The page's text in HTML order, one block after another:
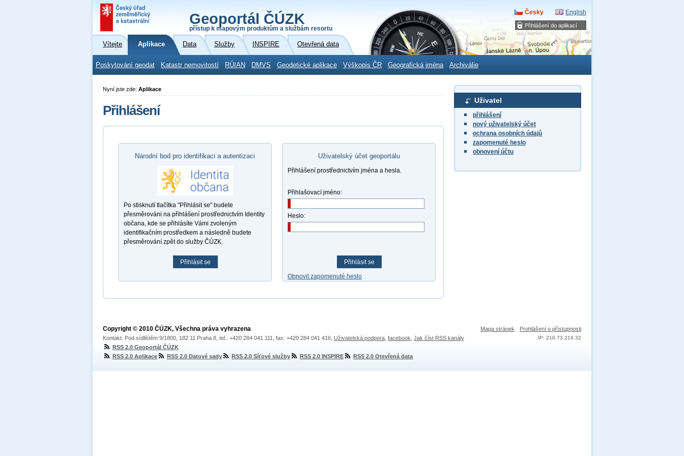
Přihlášení do aplikací
Geoportál ČÚZK
přístup k mapovým produktům a službám resortu
Česky English
Vítejte Aplikace Data Služby INSPIRE Otevřená data
Poskytování geodat Katastr nemovitostí RÚIAN DMVS Geodetické aplikace Výškopis ČR Geografická jména Archiválie
Uživatel
přihlášení
nový uživatelský účet
ochrana osobních údajů
zapomenuté heslo
obnovení účtu
Nyní jste zde: Aplikace
Přihlášení
Národní bod pro identifikaci a autentizaci
Po stisknutí tlačítka "Přihlásit se" budete
přesměrováni na přihlášení prostřednictvím Identity
občana, kde se přihlásíte Vámi zvoleným
identifikačním prostředkem a následně budete
přesměrování zpět do služby ČÚZK.
Přihlásit se
Uživatelský účet geoportálu
Přihlášení prostřednictvím jména a hesla.
Přihlašovací jméno:
Heslo:
Přihlásit se
Obnovit zapomenuté heslo
Mapa stránek Prohlášení o přístupnosti
IP: 216.73.216.32
Copyright © 2010 ČÚZK, Všechna práva vyhrazena
Kontakt: Pod sídlištěm 9/1800, 182 11 Praha 8, tel.: +420 284 041 111, fax: +420 284 041 416, Uživatelská podpora facebook Jak číst RSS kanály
RSS 2.0 Geoportál ČÚZK
RSS 2.0 Aplikace
RSS 2.0 Datové sady RSS 2.0 Síťové služby RSS 2.0 INSPIRE RSS 2.0 Otevřená data